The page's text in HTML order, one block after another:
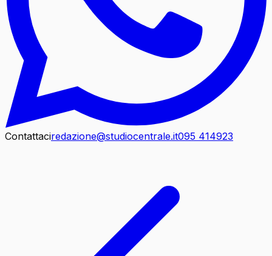
Contattaciredazione@studiocentrale.it095 414923